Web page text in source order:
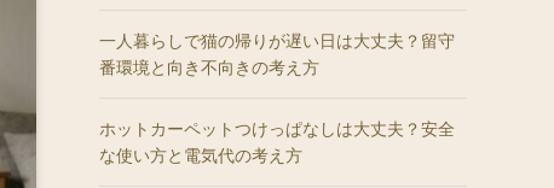
一人暮らしで猫の帰りが遅い日は大丈夫？留守
番環境と向き不向きの考え方
ホットカーペットつけっぱなしは大丈夫？安全
な使い方と電気代の考え方